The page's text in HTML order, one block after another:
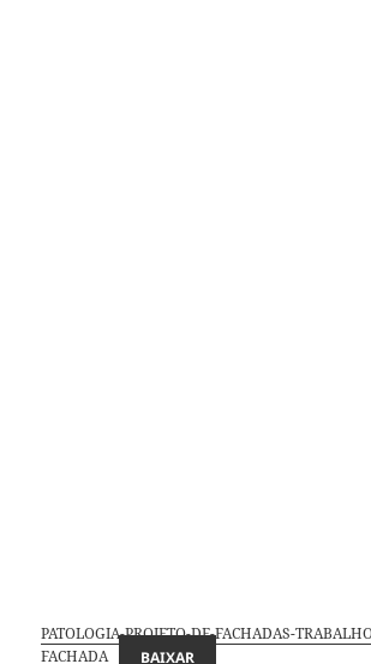
PATOLOGIA-PROJETO-DE-FACHADAS-
FACHADA
BAIXAR